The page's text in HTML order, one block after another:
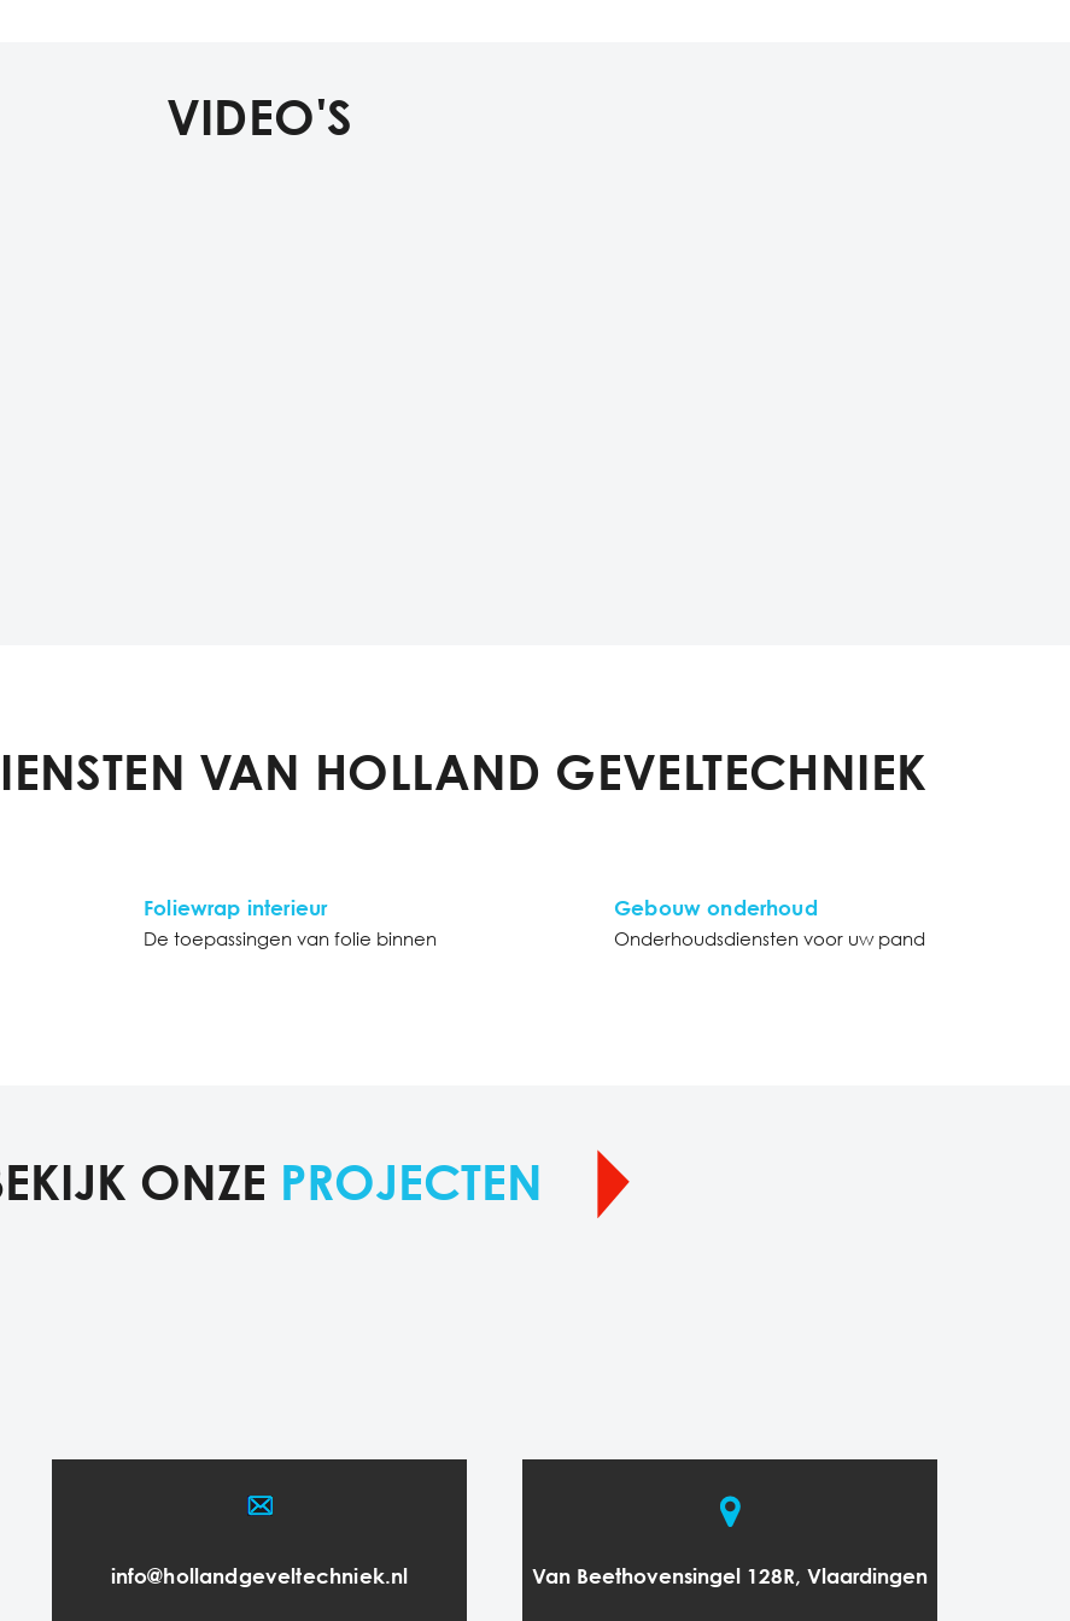
VIDEO'S
VAN HOLLAND GEVELTECHNIEK
Foliewrap interieur
De toepassingen van folie binnen
Gebouw onderhoud
Onderhoudsdiensten voor uw pand
ONZE PROJECTEN
info@hollandgeveltechniek.nl Van Beethovensingel 128R, Vlaardingen